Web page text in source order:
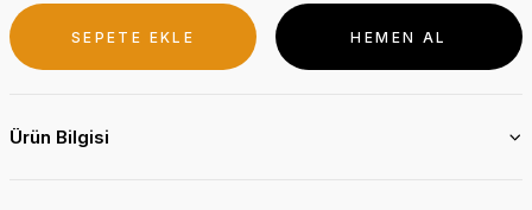
SEPETE EKLE HEMEN AL
Ürün Bilgisi